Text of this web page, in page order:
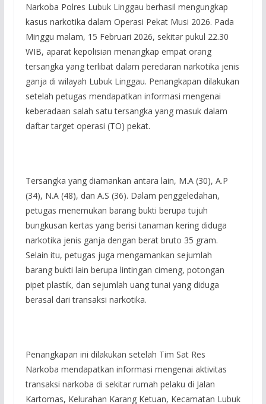
Narkoba Polres Lubuk Linggau berhasil mengungkap
kasus narkotika dalam Operasi Pekat Musi 2026. Pada
Minggu malam, 15 Februari 2026, sekitar pukul 22.30
WIB, aparat kepolisian menangkap empat orang
tersangka yang terlibat dalam peredaran narkotika jenis
ganja di wilayah Lubuk Linggau. Penangkapan dilakukan
setelah petugas mendapatkan informasi mengenai
keberadaan salah satu tersangka yang masuk dalam
daftar target operasi (TO) pekat.
Tersangka yang diamankan antara lain, M.A (30), A.P
(34), N.A (48), dan A.S (36). Dalam penggeledahan,
petugas menemukan barang bukti berupa tujuh
bungkusan kertas yang berisi tanaman kering diduga
narkotika jenis ganja dengan berat bruto 35 gram.
Selain itu, petugas juga mengamankan sejumlah
barang bukti lain berupa lintingan cimeng, potongan
pipet plastik, dan sejumlah uang tunai yang diduga
berasal dari transaksi narkotika.
Penangkapan ini dilakukan setelah Tim Sat Res
Narkoba mendapatkan informasi mengenai aktivitas
transaksi narkoba di sekitar rumah pelaku di Jalan
Kartomas, Kelurahan Karang Ketuan, Kecamatan Lubuk